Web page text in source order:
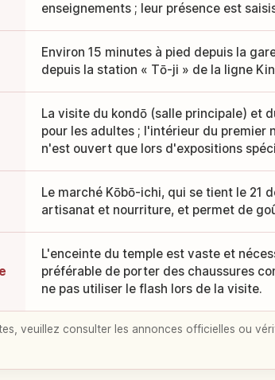
enseignements ; leur présence est
Environ 15 minutes à pied depuis la
depuis la station « Tō-ji » de la ligne
La visite du kondō (salle principale) et
pour les adultes ; l'intérieur du premier
n'est ouvert que lors d'expositions
Le marché Kōbō-ichi, qui se tient le 21
artisanat et nourriture, et permet de
L'enceinte du temple est vaste et
préférable de porter des chaussures
ne pas utiliser le flash lors de la visite.
veuillez consulter les annonces officielles ou